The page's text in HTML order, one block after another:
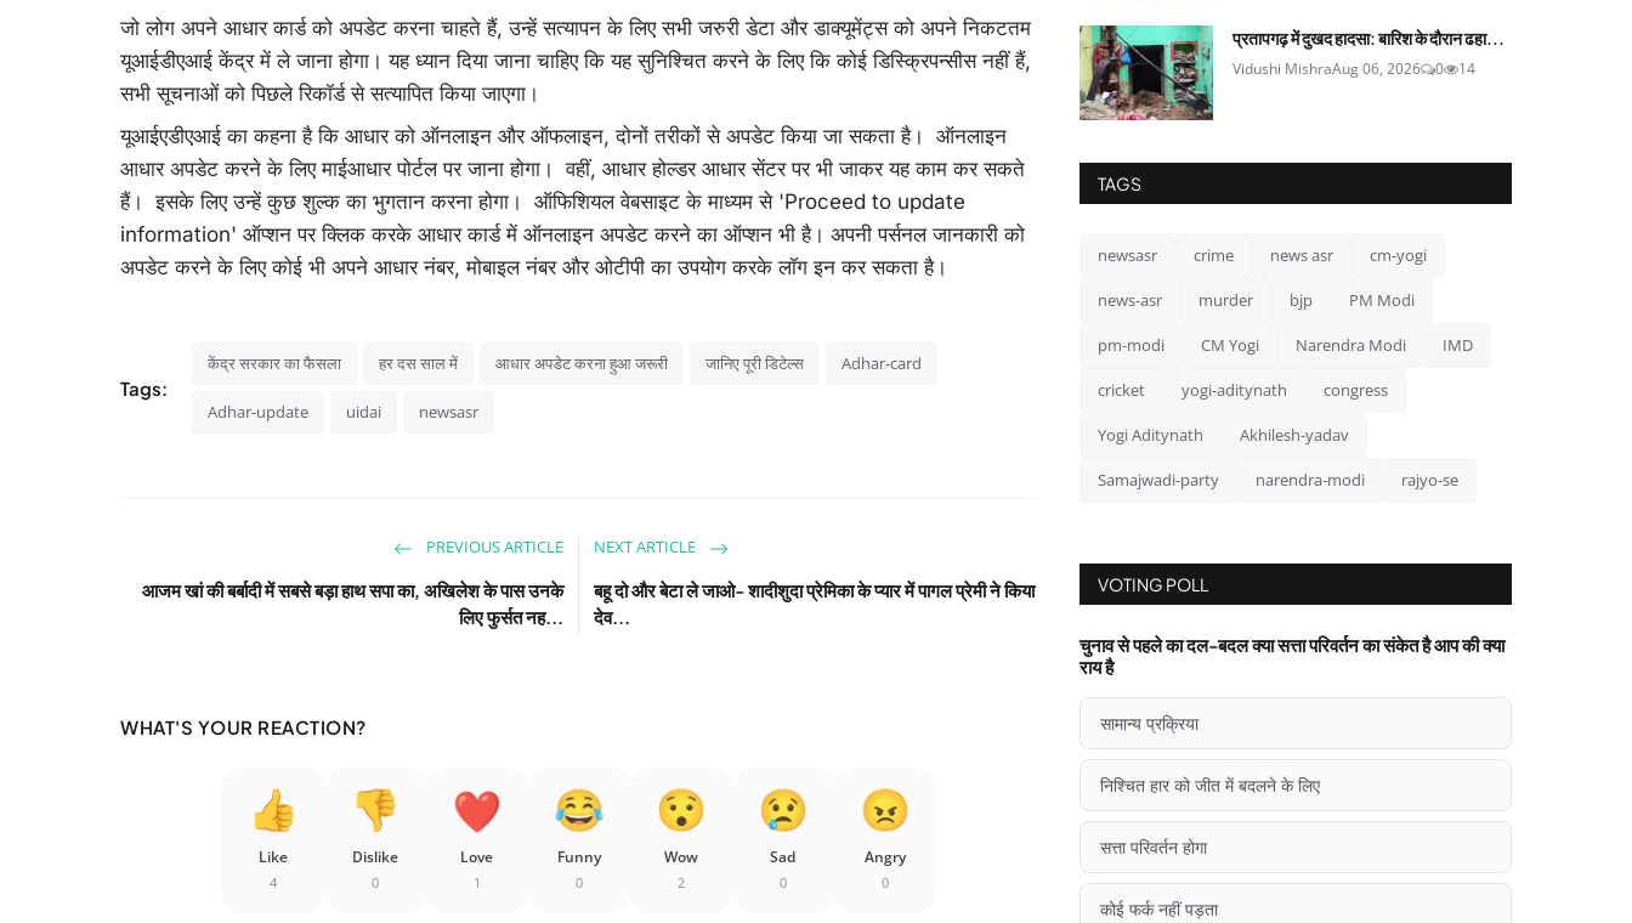
जो लोग अपने आधार कार्ड को अपडेट करना चाहते हैं, उन्हें सत्यापन के लिए सभी जरुरी डेटा और डाक्यूमेंट्स को अपने निकटतम
यूआईडीएआई केंद्र में ले जाना होगा। यह ध्यान दिया जाना चाहिए कि यह सुनिश्चित करने के लिए कि कोई डिस्क्रिपन्सीस नहीं हैं,
सभी सूचनाओं को पिछले रिकॉर्ड से सत्यापित किया जाएगा।
यूआईएडीएआई का कहना है कि आधार को ऑनलाइन और ऑफलाइन, दोनों तरीकों से अपडेट किया जा सकता है। ऑनलाइन
आधार अपडेट करने के लिए माईआधार पोर्टल पर जाना होगा। वहीं, आधार होल्‍डर आधार सेंटर पर भी जाकर यह काम कर सकते
हैं। इसके लिए उन्‍हें कुछ शुल्‍क का भुगतान करना होगा। ऑफिशियल वेबसाइट के माध्यम से 'Proceed to update
information' ऑप्शन पर क्लिक करके आधार कार्ड में ऑनलाइन अपडेट करने का ऑप्शन भी है। अपनी पर्सनल जानकारी को
अपडेट करने के लिए कोई भी अपने आधार नंबर, मोबाइल नंबर और ओटीपी का उपयोग करके लॉग इन कर सकता है।
Tags:
केंद्र सरकार का फैसला हर दस साल में आधार अपडेट करना हुआ जरूरी जानिए पूरी डिटेल्स Adhar-card
Adhar-update uidai newsasr
PREVIOUS ARTICLE
आजम खां की बर्बादी में सबसे बड़ा हाथ सपा का, अखिलेश के पास उनके
लिए फुर्सत नह...
NEXT ARTICLE
बहू दो और बेटा ले जाओ- शादीशुदा प्रेमिका के प्यार में पागल प्रेमी ने किया
देव...
WHAT'S YOUR REACTION?
Like
4
Dislike
0
Love
1
Funny
0
Wow
2
Sad
0
Angry
0
प्रतापगढ़ में दुखद हादसा: बारिश के दौरान ढहा...
Vidushi MishraAug 06, 2026 0 14
TAGS
newsasr crime news asr cm-yogi
news-asr murder bjp PM Modi
pm-modi CM Yogi Narendra Modi IMD
cricket yogi-aditynath congress
Yogi Aditynath Akhilesh-yadav
Samajwadi-party narendra-modi rajyo-se
VOTING POLL
चुनाव से पहले का दल-बदल क्या सत्ता परिवर्तन का संकेत है आप की क्या
राय है
सामान्य प्रक्रिया
निश्चित हार को जीत में बदलने के लिए
सत्ता परिवर्तन होगा
कोई फर्क नहीं पड़ता